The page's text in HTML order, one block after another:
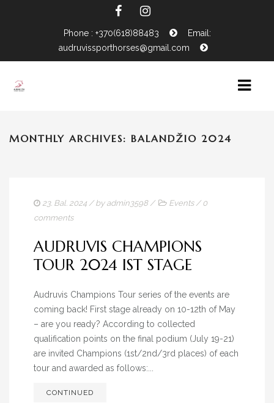
Phone : +370(618)88483
Email:
audruvissporthorses@gmail.com
HOME
EVENTS CALENDAR
MONTHLY ARCHIVES: BALANDŽIO 2024
23. Bal. 2024 / by admin3598/ Events/ 0
comments
AUDRUVIS CHAMPIONS
TOUR 2024 IST STAGE
Audruvis Champions Tour series of the events are
coming back! First stage already on 10-12th of May
– are you ready? According to collected
qualification points on the final podium (July 19-21)
are invited Champions (1st/2nd/3rd places) of each
tour and awarded as follows:...
CONTINUED